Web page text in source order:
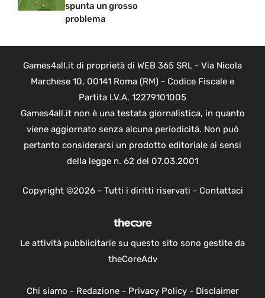
spunta un grosso
problema
Games4all.it di proprietà di WEB 365 SRL - Via Nicola
Marchese 10, 00141 Roma (RM) - Codice Fiscale e
Partita I.V.A. 12279101005
Games4all.it non è una testata giornalistica, in quanto
viene aggiornato senza alcuna periodicità. Non può
pertanto considerarsi un prodotto editoriale ai sensi
della legge n. 62 del 07.03.2001
Copyright ©2026 - Tutti i diritti riservati - Contattaci
Le attività pubblicitarie su questo sito sono gestite da
theCoreAdv
Chi siamo - Redazione- Privacy Policy- Disclaimer